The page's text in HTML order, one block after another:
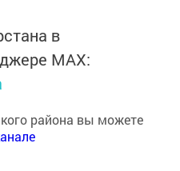
в
MАХ:
района вы можете